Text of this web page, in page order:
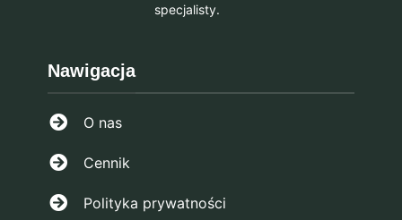
specjalisty.
Nawigacja
O nas
Cennik
Polityka prywatności